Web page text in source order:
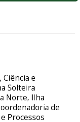
Ciência e
Solteira
Norte, Ilha
de
Processos